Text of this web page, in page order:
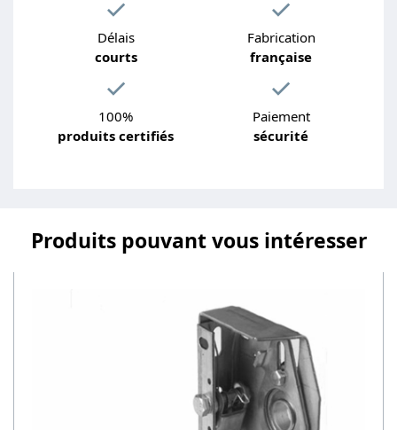
Délais
courts
Fabrication
française
100%
produits certifiés
Paiement
sécurité
Produits pouvant vous intéresser